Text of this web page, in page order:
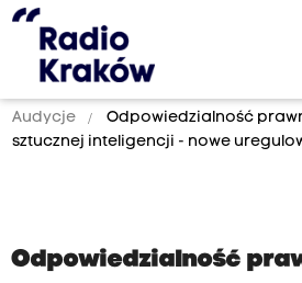
Audycje
Odpowiedzialność
sztucznej inteligencji - nowe
Odpowiedzialność